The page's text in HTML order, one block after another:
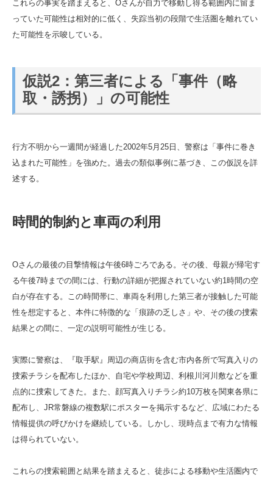
これらの事実を踏まえると、Oさんが自力で移動し得る範囲内に留ま
っていた可能性は相対的に低く、失踪当初の段階で生活圏を離れてい
た可能性を示唆している。
仮説2：第三者による「事件（略
取・誘拐）」の可能性
行方不明から一週間が経過した2002年5月25日、警察は「事件に巻き
込まれた可能性」を強めた。過去の類似事例に基づき、この仮説を詳
述する。
時間的制約と車両の利用
Oさんの最後の目撃情報は午後6時ごろである。その後、母親が帰宅す
る午後7時までの間には、行動の詳細が把握されていない約1時間の空
白が存在する。この時間帯に、車両を利用した第三者が接触した可能
性を想定すると、本件に特徴的な「痕跡の乏しさ」や、その後の捜索
結果との間に、一定の説明可能性が生じる。
実際に警察は、『取手駅』周辺の商店街を含む市内各所で写真入りの
捜索チラシを配布したほか、自宅や学校周辺、利根川河川敷などを重
点的に捜索してきた。また、顔写真入りチラシ約10万枚を関東各県に
配布し、JR常磐線の複数駅にポスターを掲示するなど、広域にわたる
情報提供の呼びかけを継続している。しかし、現時点まで有力な情報
は得られていない。
これらの捜索範囲と結果を踏まえると、徒歩による移動や生活圏内で